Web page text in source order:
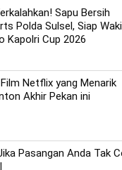
Sapu Bersih
Polda Sulsel, Siap
Kapolri Cup 2026
Netflix yang Menarik
Akhir Pekan ini
Pasangan Anda Tak